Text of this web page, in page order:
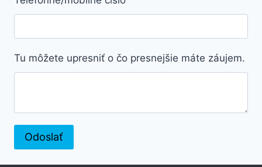
Tu môžete upresniť o čo presnejšie máte záujem.
Odoslať